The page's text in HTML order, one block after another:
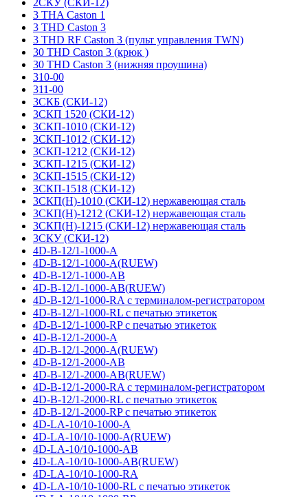
2СКУ (СКИ-12)
3 THA Caston 1
3 THD Caston 3
3 THD RF Caston 3 (пульт управления TWN)
30 THD Caston 3 (крюк )
30 THD Caston 3 (нижняя проушина)
310-00
311-00
3СКБ (СКИ-12)
3СКП 1520 (СКИ-12)
3СКП-1010 (СКИ-12)
3СКП-1012 (СКИ-12)
3СКП-1212 (СКИ-12)
3СКП-1215 (СКИ-12)
3СКП-1515 (СКИ-12)
3СКП-1518 (СКИ-12)
3СКП(Н)-1010 (СКИ-12) нержавеющая сталь
3СКП(Н)-1212 (СКИ-12) нержавеющая сталь
3СКП(Н)-1215 (СКИ-12) нержавеющая сталь
3СКУ (СКИ-12)
4D-B-12/1-1000-A
4D-B-12/1-1000-A(RUEW)
4D-B-12/1-1000-AB
4D-B-12/1-1000-AB(RUEW)
4D-B-12/1-1000-RA с терминалом-регистратором
4D-B-12/1-1000-RL с печатью этикеток
4D-B-12/1-1000-RP с печатью этикеток
4D-B-12/1-2000-A
4D-B-12/1-2000-A(RUEW)
4D-B-12/1-2000-AB
4D-B-12/1-2000-AB(RUEW)
4D-B-12/1-2000-RA с терминалом-регистратором
4D-B-12/1-2000-RL с печатью этикеток
4D-B-12/1-2000-RP с печатью этикеток
4D-LA-10/10-1000-A
4D-LA-10/10-1000-A(RUEW)
4D-LA-10/10-1000-AB
4D-LA-10/10-1000-AB(RUEW)
4D-LA-10/10-1000-RA
4D-LA-10/10-1000-RL с печатью этикеток